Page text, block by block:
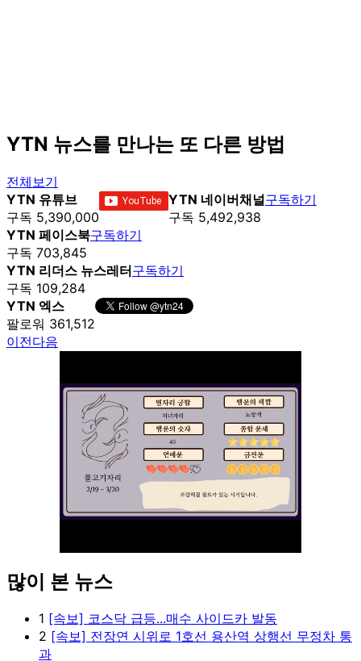
YTN 뉴스를 만나는 또 다른 방법
전체보기
YTN 유튜브
구독 5,390,000
YTN 네이버채널
구독 5,492,938
구독하기
YTN 페이스북
구독 703,845
구독하기
YTN 리더스 뉴스레터
구독 109,284
구독하기
YTN 엑스
팔로워 361,512
이전다음
많이 본 뉴스
1 [속보] 코스닥 급등...매수 사이드카 발동
2 [속보] 전장연 시위로 1호선 용산역 상행선 무정차 통
과